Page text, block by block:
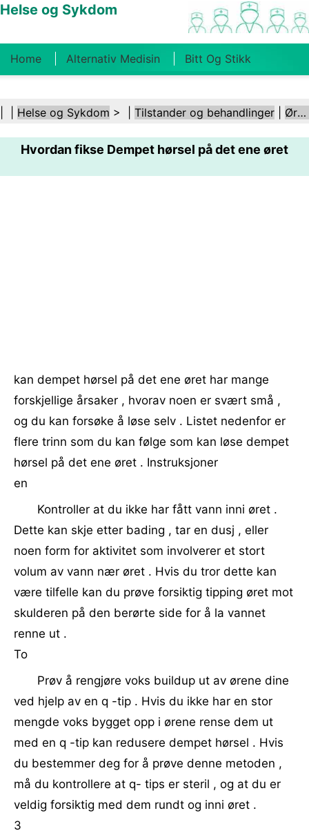
Helse og Sykdom
Home Alternativ Medisin Bitt Og Stikk
Kosthold Og Ernæring Familiehelse
Helsebransjen Psykisk Helse Folkehelse Og
Sikkerhet Kirurgi Og Prosedyrer Helse
Helse og Sykdom > | Tilstander og behandlinger Ører og hørsel
Hvordan fikse Dempet hørsel på det ene øret
kan dempet hørsel på det ene øret har mange
forskjellige årsaker , hvorav noen er svært små , ​​
og du kan forsøke å løse selv . Listet nedenfor er
flere trinn som du kan følge som kan løse dempet
hørsel på det ene øret . Instruksjoner
en
Kontroller at du ikke har fått vann inni øret .
Dette kan skje etter bading , tar en dusj , eller
noen form for aktivitet som involverer et stort
volum av vann nær øret . Hvis du tror dette kan
være tilfelle kan du prøve forsiktig tipping øret mot
skulderen på den berørte side for å la vannet
renne ut .
To
Prøv å rengjøre voks buildup ut av ørene dine
ved hjelp av en q -tip . Hvis du ikke har en stor
mengde voks bygget opp i ørene rense dem ut
med en q -tip kan redusere dempet hørsel . Hvis
du bestemmer deg for å prøve denne metoden ,
må du kontrollere at q- tips er steril , og at du er
veldig forsiktig med dem rundt og inni øret .
3